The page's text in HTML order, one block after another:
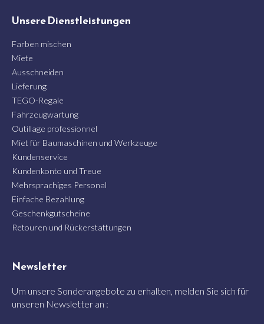
Unsere Dienstleistungen
Farben mischen
Miete
Ausschneiden
Lieferung
TEGO-Regale
Fahrzeugwartung
Outillage professionnel
Miet für Baumaschinen und Werkzeuge
Kundenservice
Kundenkonto und Treue
Mehrsprachiges Personal
Einfache Bezahlung
Geschenkgutscheine
Retouren und Rückerstattungen
Newsletter
Um unsere Sonderangebote zu erhalten, melden Sie sich für
unseren Newsletter an :